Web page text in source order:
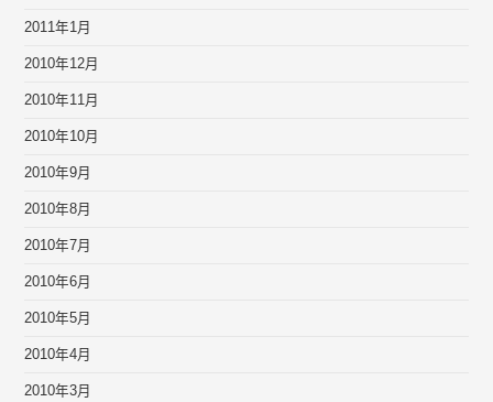
2011年1月
2010年12月
2010年11月
2010年10月
2010年9月
2010年8月
2010年7月
2010年6月
2010年5月
2010年4月
2010年3月